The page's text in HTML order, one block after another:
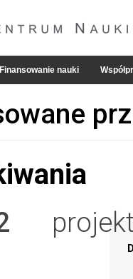
Finansowanie nauki